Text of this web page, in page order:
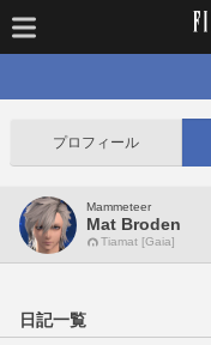
プロフィール
Mammeteer
Mat Broden
Tiamat [Gaia]
日記一覧